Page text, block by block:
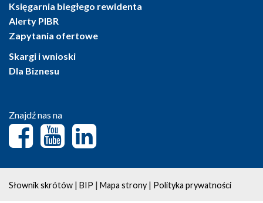
Księgarnia biegłego rewidenta
Alerty PIBR
Zapytania ofertowe
Skargi i wnioski
Dla Biznesu
Znajdź nas na
Słownik skrótów | BIP | Mapa strony | Polityka prywatności